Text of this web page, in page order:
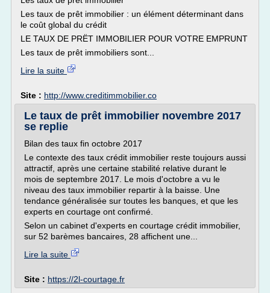
Les taux de prêt immobilier : un élément déterminant dans
le coût global du crédit
LE TAUX DE PRËT IMMOBILIER POUR VOTRE EMPRUNT
Les taux de prêt immobiliers sont...
Lire la suite
Site : http://www.creditimmobilier.co
Le taux de prêt immobilier novembre 2017
se replie
Bilan des taux fin octobre 2017
Le contexte des taux crédit immobilier reste toujours aussi
attractif, après une certaine stabilité relative durant le
mois de septembre 2017. Le mois d'octobre a vu le
niveau des taux immobilier repartir à la baisse. Une
tendance généralisée sur toutes les banques, et que les
experts en courtage ont confirmé.
Selon un cabinet d'experts en courtage crédit immobilier,
sur 52 barèmes bancaires, 28 affichent une...
Lire la suite
Site : https://2l-courtage.fr